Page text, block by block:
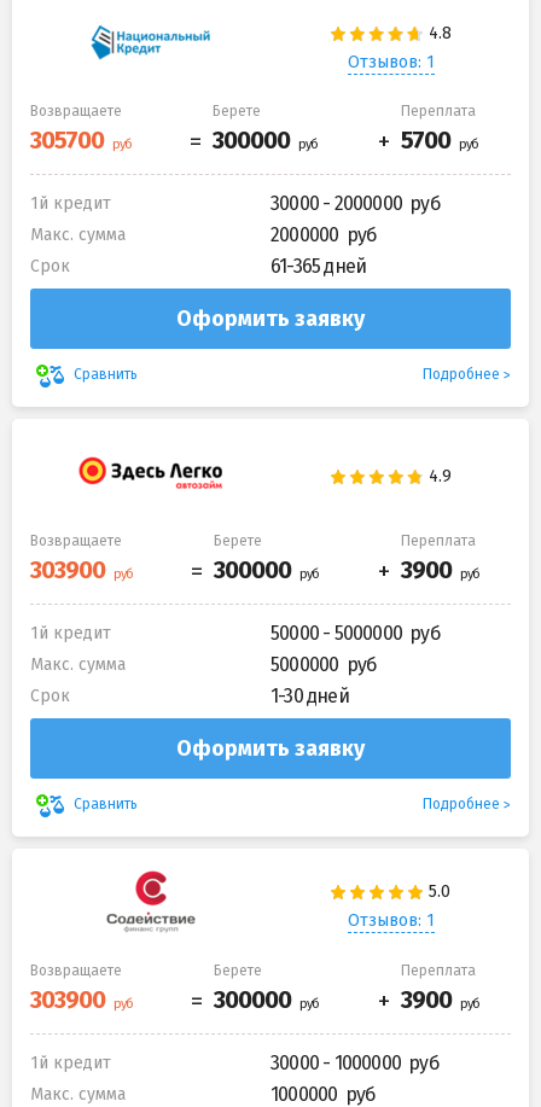
Отзывов: 1
Возвращаете Берете Переплата
1й кредит 30000 - 2000000
Макс. сумма 2000000
Срок 61-365 дней
Оформить заявку
Сравнить Подробнее
Возвращаете Берете Переплата
1й кредит 50000 - 5000000
Макс. сумма 5000000
Срок 1-30 дней
Оформить заявку
Сравнить Подробнее
Отзывов: 1
Возвращаете Берете Переплата
1й кредит 30000 - 1000000
Макс. сумма 1000000